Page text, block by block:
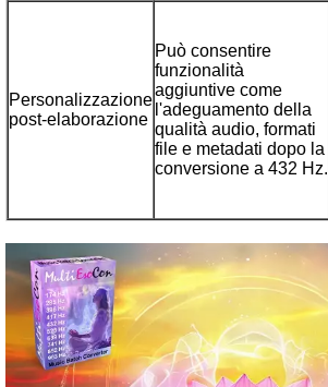
Personalizzazione
post-elaborazione
Può consentire
funzionalità
aggiuntive come
l'adeguamento della
qualità audio, formati
file e metadati dopo la
conversione a 432 Hz.